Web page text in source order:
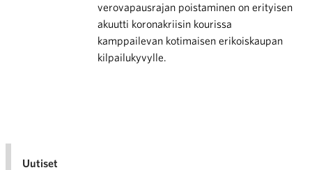
verovapausrajan poistaminen on erityisen
akuutti koronakriisin kourissa
kamppailevan kotimaisen erikoiskaupan
kilpailukyvylle.
Uutiset